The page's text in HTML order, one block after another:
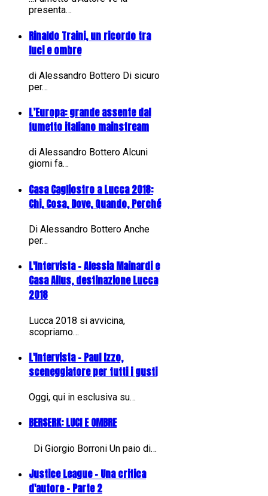
presenta…
Rinaldo Traini, un ricordo tra
luci e ombre
di Alessandro Bottero Di sicuro
per…
L’Europa: grande assente dal
fumetto italiano mainstream
di Alessandro Bottero Alcuni
giorni fa…
Casa Cagliostro a Lucca 2018:
Chi, Cosa, Dove, Quando, Perché
Di Alessandro Bottero Anche
per…
L'Intervista - Alessia Mainardi e
Casa Ailus, destinazione Lucca
2018
Lucca 2018 si avvicina,
scopriamo…
L'Intervista - Paul Izzo,
sceneggiatore per tutti i gusti
Oggi, qui in esclusiva su…
BERSERK: LUCI E OMBRE
Di Giorgio Borroni Un paio di…
Justice League - Una critica
d'autore - Parte 2